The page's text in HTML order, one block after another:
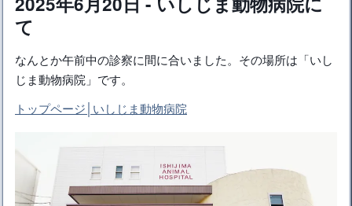
て
なんとか午前中の診察に間に合いました。その場所は「いし
じま動物病院」です。
トップページ│いしじま動物病院